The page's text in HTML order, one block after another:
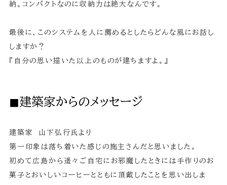
納。コンパクトなのに収納力は絶大なんです。
最後に、このシステムを人に薦めるとしたらどんな風にお話し
しますか？
『自分の思い描いた以上のものが建ちますよ。』
◼︎建築家からのメッセージ
建築家 山下弘行氏より
第一印象は落ち着いた感じの施主さんだと思いました。
初めて広島から遥々ご自宅にお邪魔したときには手作りのお
菓子とおいしいコーヒーとともに頂戴したことを思い出しま